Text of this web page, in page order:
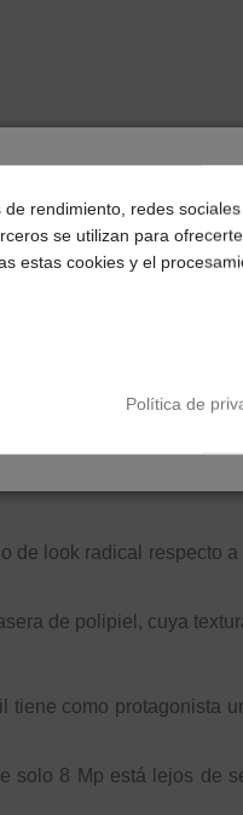
look radical respecto
de polipiel, cuya
como protagonista
8 Mp está lejos de
tu pedido?
mostrarte los precios e
para tu región.
rendimiento, redes
se utilizan para
estas cookies y el
Política de